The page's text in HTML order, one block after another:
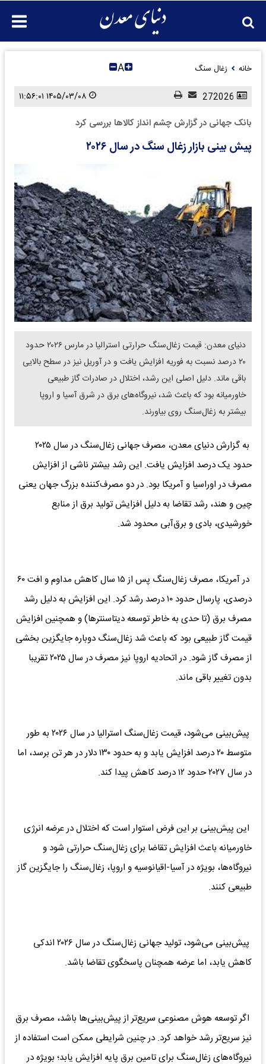
خانه زغال سنگ A
بانک جهانی در گزارش چشم انداز کالاها بررسی کرد ‌
پیش بینی بازار زغال سنگ در سال ۲۰۲۶
دنیای معدن: قیمت زغال‌سنگ حرارتی استرالیا در مارس ۲۰۲۶ حدود
۲۰ درصد نسبت به فوریه افزایش یافت و در آوریل نیز در سطح بالایی
باقی ماند. دلیل اصلی این رشد، اختلال در صادرات گاز طبیعی
خاورمیانه بود که باعث شد، نیروگاه‌های برق در شرق آسیا و اروپا
بیشتر به زغال‌سنگ روی بیاورند.
به گزارش دنیای معدن، مصرف جهانی زغال‌سنگ در سال ۲۰۲۵
حدود یک درصد افزایش یافت. این رشد بیشتر ناشی از افزایش
مصرف در اوراسیا و آمریکا بود. در دو مصرف‌کننده بزرگ جهان یعنی
چین و هند، رشد تقاضا به دلیل افزایش تولید برق از منابع
خورشیدی، بادی و برق‌آبی محدود شد.
در آمریکا، مصرف زغال‌سنگ پس از ۱۵ سال کاهش مداوم و افت ۶۰
درصدی، پارسال حدود ۱۰ درصد رشد کرد. این افزایش به دلیل رشد
مصرف برق (تا حدی به خاطر توسعه دیتاسنترها) و همچنین افزایش
قیمت گاز طبیعی بود که باعث شد زغال‌سنگ دوباره جایگزین بخشی
از مصرف گاز شود. در اتحادیه اروپا نیز مصرف در سال ۲۰۲۵ تقریبا
بدون تغییر باقی ماند.
پیش‌بینی می‌شود، قیمت زغال‌سنگ استرالیا در سال ۲۰۲۶ به طور
متوسط ۲۰ درصد افزایش یابد و به حدود ۱۳۰ دلار در هر تن برسد، اما
در سال ۲۰۲۷ حدود ۱۲ درصد کاهش پیدا کند.
این پیش‌بینی بر این فرض استوار است که اختلال در عرضه انرژی
خاورمیانه باعث افزایش تقاضا برای زغال‌سنگ حرارتی شود و
نیروگاه‌ها، بویژه در آسیا-اقیانوسیه و اروپا، زغال‌سنگ را جایگزین گاز
طبیعی کنند.
پیش‌بینی می‌شود، تولید جهانی زغال‌سنگ در سال ۲۰۲۶ اندکی
کاهش یابد، اما عرضه همچنان پاسخگوی تقاضا باشد.
اگر توسعه هوش مصنوعی سریع‌تر از پیش‌بینی‌ها باشد، مصرف برق
نیز سریع‌تر رشد خواهد کرد. در چنین شرایطی ممکن است استفاده از
نیروگاه‌های زغال‌سنگ برای تامین برق پایه افزایش یابد؛ بویژه در